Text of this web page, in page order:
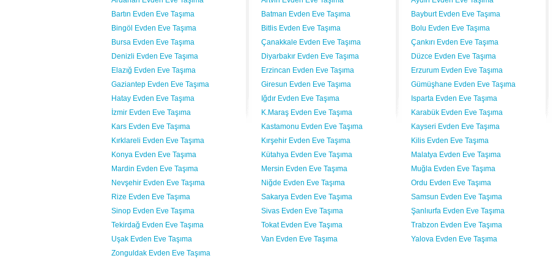
Bartın Evden Eve Taşıma
Batman Evden Eve Taşıma Bayburt Evden Eve Taşıma
Bingöl Evden Eve Taşıma
Bitlis Evden Eve Taşıma Bolu Evden Eve Taşıma
Bursa Evden Eve Taşıma
Çanakkale Evden Eve Taşıma Çankırı Evden Eve Taşıma
Denizli Evden Eve Taşıma
Diyarbakır Evden Eve Taşıma Düzce Evden Eve Taşıma
Elazığ Evden Eve Taşıma
Erzincan Evden Eve Taşıma Erzurum Evden Eve Taşıma
Gaziantep Evden Eve Taşıma
Giresun Evden Eve Taşıma Gümüşhane Evden Eve Taşıma
Hatay Evden Eve Taşıma
Iğdır Evden Eve Taşıma Isparta Evden Eve Taşıma
İzmir Evden Eve Taşıma
K.Maraş Evden Eve Taşıma Karabük Evden Eve Taşıma
Kars Evden Eve Taşıma
Kastamonu Evden Eve Taşıma Kayseri Evden Eve Taşıma
Kırklareli Evden Eve Taşıma
Kırşehir Evden Eve Taşıma Kilis Evden Eve Taşıma
Konya Evden Eve Taşıma
Kütahya Evden Eve Taşıma Malatya Evden Eve Taşıma
Mardin Evden Eve Taşıma
Mersin Evden Eve Taşıma Muğla Evden Eve Taşıma
Nevşehir Evden Eve Taşıma
Niğde Evden Eve Taşıma Ordu Evden Eve Taşıma
Rize Evden Eve Taşıma
Sakarya Evden Eve Taşıma Samsun Evden Eve Taşıma
Sinop Evden Eve Taşıma
Sivas Evden Eve Taşıma Şanlıurfa Evden Eve Taşıma
Tekirdağ Evden Eve Taşıma
Tokat Evden Eve Taşıma Trabzon Evden Eve Taşıma
Uşak Evden Eve Taşıma
Van Evden Eve Taşıma Yalova Evden Eve Taşıma
Zonguldak Evden Eve Taşıma